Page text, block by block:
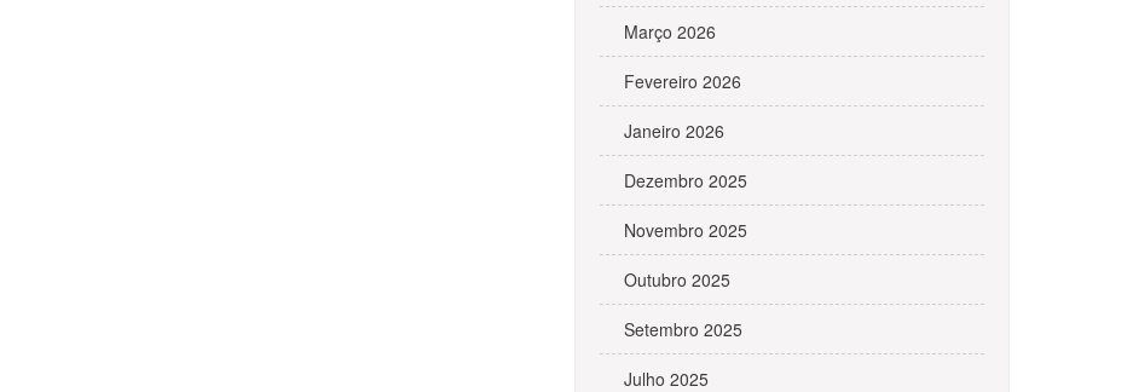
Março 2026
Fevereiro 2026
Janeiro 2026
Dezembro 2025
Novembro 2025
Outubro 2025
Setembro 2025
Julho 2025